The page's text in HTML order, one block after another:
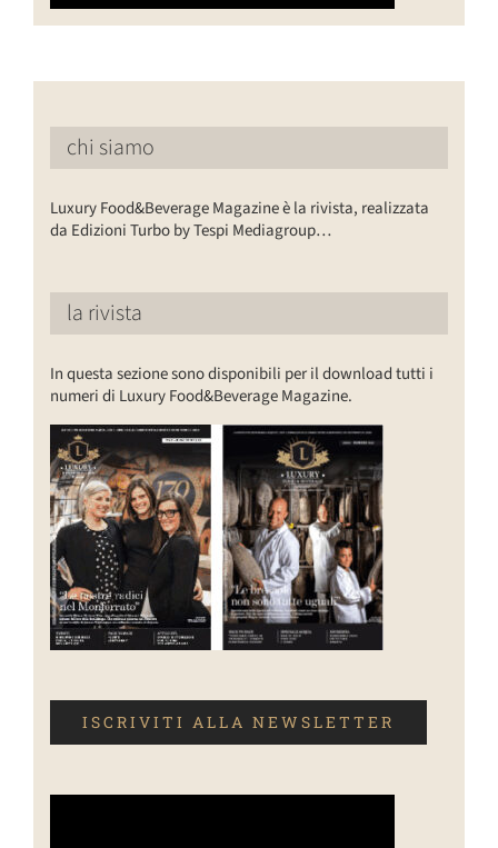
chi siamo
Luxury Food&Beverage Magazine è la rivista, realizzata
da Edizioni Turbo by Tespi Mediagroup…
la rivista
In questa sezione sono disponibili per il download tutti i
numeri di Luxury Food&Beverage Magazine.
ISCRIVITI ALLA NEWSLETTER